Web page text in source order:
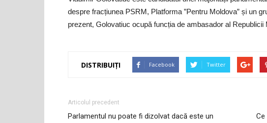
despre fracțiunea PSRM, Platforma ”Pentru Moldova” și un
prezent, Golovatiuc ocupă funcția de ambasador al
DISTRIBUIȚI Facebook Twitter
Articolul precedent
Parlamentul nu poate fi dizolvat dacă este un
Ce